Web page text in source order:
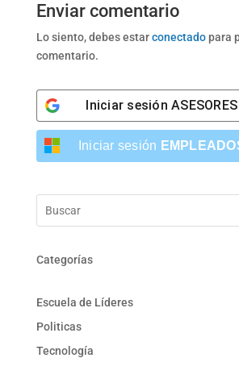
Enviar comentario
Lo siento, debes estarconectadopara
comentario.
Iniciar sesiónASESORES
Iniciar sesión
Categorías
Escuela de Líderes
Politicas
Tecnología